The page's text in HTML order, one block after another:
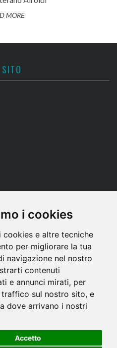
i cookies
cookies e altre tecniche
per migliorare la tua
navigazione nel nostro
contenuti
e annunci mirati, per
sul nostro sito, e
dove arrivano i nostri
Accetto
MORE